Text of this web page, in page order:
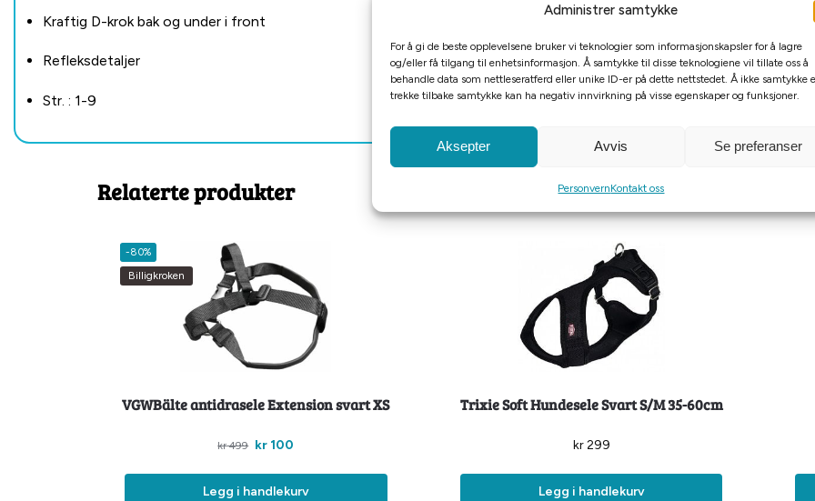
Administrer samtykke
For å gi de beste opplevelsene bruker vi teknologier som informasjonskapsler for å lagre
og/eller få tilgang til enhetsinformasjon. Å samtykke til disse teknologiene vil tillate oss å
behandle data som nettleseratferd eller unike ID-er på dette nettstedet. Å ikke samtykke
trekke tilbake samtykke kan ha negativ innvirkning på visse egenskaper og funksjoner.
Aksepter Avvis Se preferanser
PersonvernKontakt oss
Kraftig D-krok bak og under i front
Refleksdetaljer
Str. : 1-9
Relaterte produkter
-80%
Billigkroken
VGWBälte antidrasele Extension svart XS
kr499 kr 100
Legg i handlekurv
Trixie Soft Hundesele Svart S/M 35-60cm
kr299
Legg i handlekurv